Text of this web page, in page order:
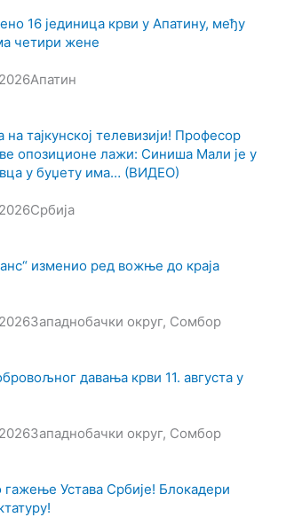
16 јединица крви у Апатину, међу
четири жене
Апатин
тајкунској телевизији! Професор
опозиционе лажи: Синиша Мали је у
у буџету има… (ВИДЕО)
Србија
изменио ред вожње до краја
Западнобачки округ, Сомбор
давања крви 11. августа у
Западнобачки округ, Сомбор
гажење Устава Србије! Блокадери